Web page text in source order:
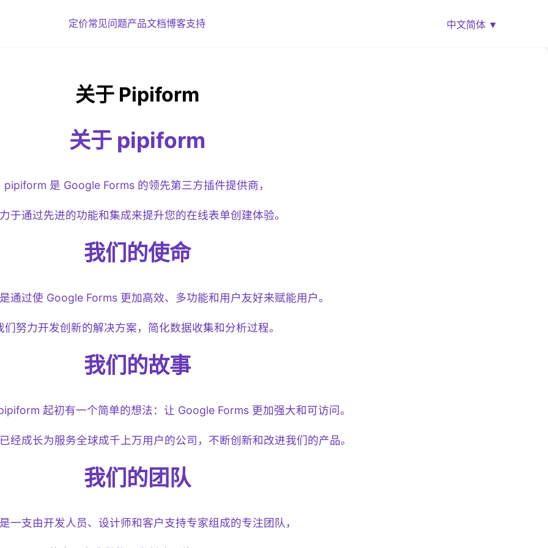
定价常见问题产品文档博客支持 中文简体 ▼
关于 Pipiform
关于 pipiform
pipiform 是 Google Forms 的领先第三方插件提供商，
于通过先进的功能和集成来提升您的在线表单创建体验。
我们的使命
通过使 Google Forms 更加高效、多功能和用户友好来赋能用户。
们努力开发创新的解决方案，简化数据收集和分析过程。
我们的故事
起初有一个简单的想法：让 Google Forms 更加强大和可访问。
经成长为服务全球成千上万用户的公司，不断创新和改进我们的产品。
我们的团队
一支由开发人员、设计师和客户支持专家组成的专注团队，